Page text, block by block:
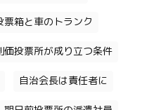
票箱と車のトランク
価投票所が成り立つ条件
自治会長は責任者に